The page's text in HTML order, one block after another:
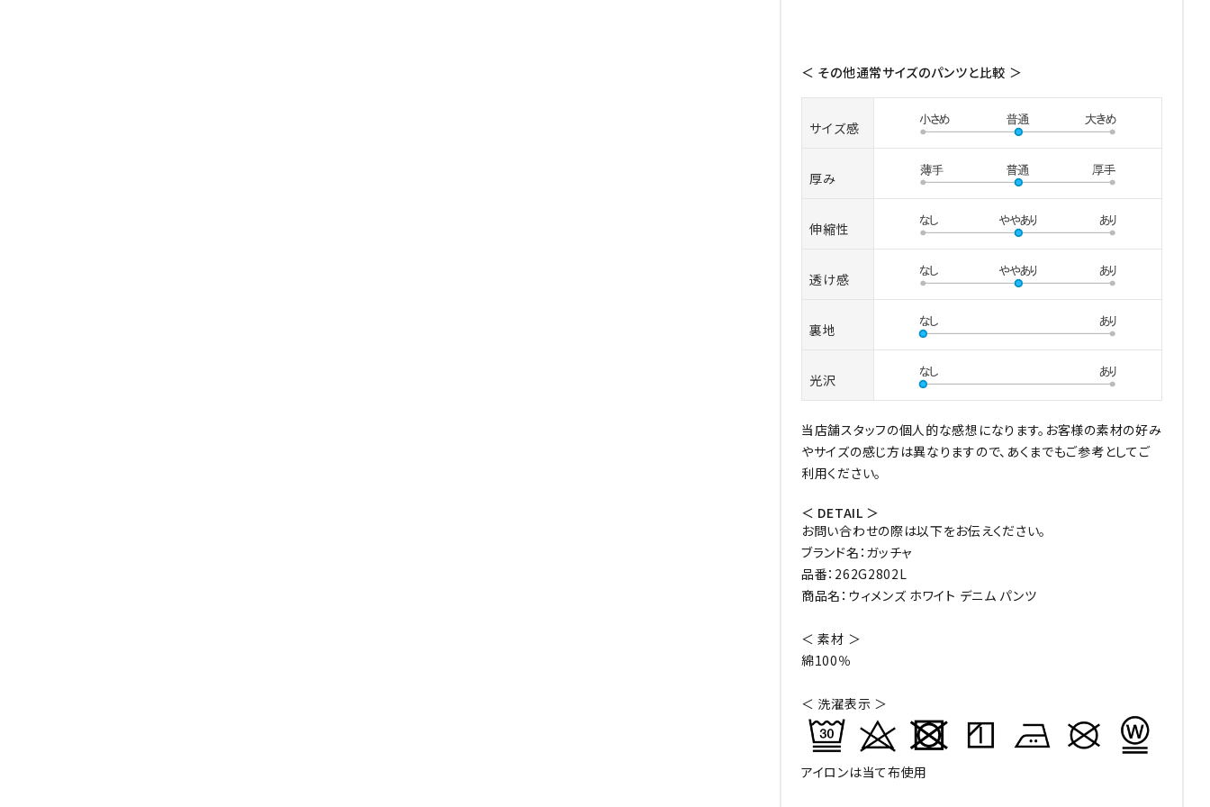
＜ その他通常サイズのパンツと比較 ＞
サイズ感
厚み
伸縮性
透け感
裏地
光沢
当店舗スタッフの個人的な感想になります。お客様の素材の好み
やサイズの感じ方は異なりますので、あくまでもご参考としてご
利用ください。
＜ DETAIL ＞
お問い合わせの際は以下をお伝えください。
ブランド名：ガッチャ
品番：262G2802L
商品名：ウィメンズ ホワイト デニム パンツ
＜ 素材 ＞
綿100％
＜ 洗濯表示 ＞
アイロンは当て布使用